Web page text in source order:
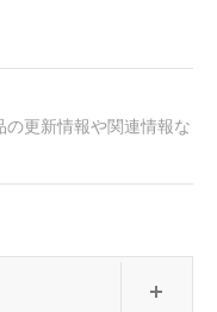
更新情報や関連情報な